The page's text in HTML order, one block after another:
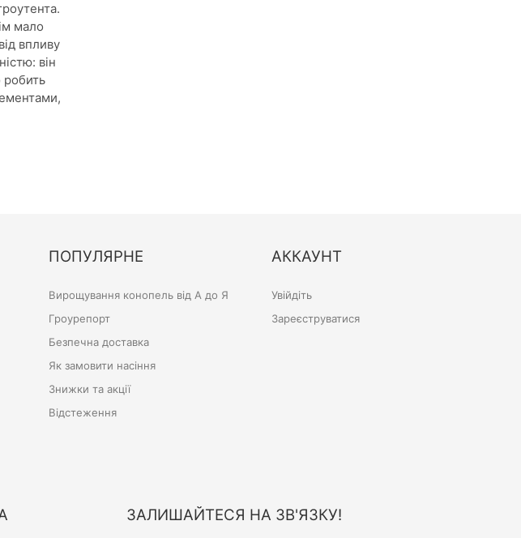
мало
впливу
він
робить
ПОПУЛЯРНЕ
Вирощування конопель від А до Я
Гроурепорт
Безпечна доставка
Як замовити насіння
Знижки та акції
Відстеження
АККАУНТ
Увійдіть
Зареєструватися
ЗАЛИШАЙТЕСЯ НА ЗВ'ЯЗКУ!